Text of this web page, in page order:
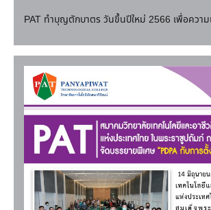
PAT ทำบุญตักบาตร วันขึ้นปีใหม่ 2566 เพื่อควา